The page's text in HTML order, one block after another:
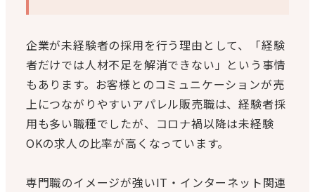
企業が未経験者の採用を行う理由として、「経験
者だけでは人材不足を解消できない」という事情
もあります。お客様とのコミュニケーションが売
上につながりやすいアパレル販売職は、経験者採
用も多い職種でしたが、コロナ禍以降は未経験
OKの求人の比率が高くなっています。
専門職のイメージが強いIT・インターネット関連